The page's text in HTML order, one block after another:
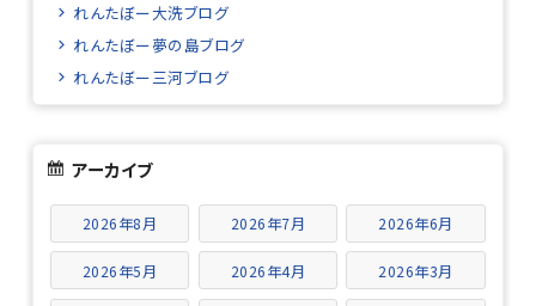
れんたぼー大洗ブログ
れんたぼー夢の島ブログ
れんたぼー三河ブログ
アーカイブ
2026年8月 2026年7月 2026年6月
2026年5月 2026年4月 2026年3月